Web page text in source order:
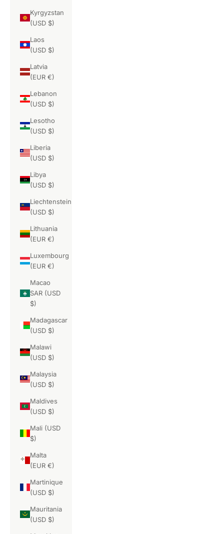
Kyrgyzstan
(USD $)
Laos
(USD $)
Latvia
(EUR €)
Lebanon
(USD $)
Lesotho
(USD $)
Liberia
(USD $)
Libya
(USD $)
Liechtenstein
(USD $)
Lithuania
(EUR €)
Luxembourg
(EUR €)
Macao
SAR (USD
$)
Madagascar
(USD $)
Malawi
(USD $)
Malaysia
(USD $)
Maldives
(USD $)
Mali (USD
$)
Malta
(EUR €)
Martinique
(USD $)
Mauritania
(USD $)